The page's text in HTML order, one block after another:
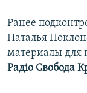
Ранее
Наталья
материалы для
Радіо Свобода